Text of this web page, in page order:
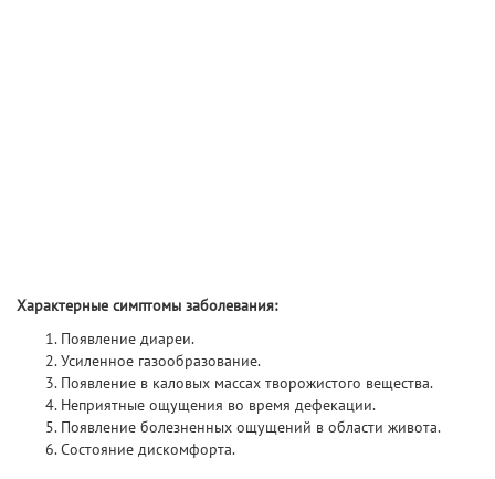
Характерные симптомы заболевания:
Появление диареи.
Усиленное газообразование.
Появление в каловых массах творожистого вещества.
Неприятные ощущения во время дефекации.
Появление болезненных ощущений в области живота.
Состояние дискомфорта.